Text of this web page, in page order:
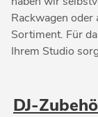
Rackwagen
Sortiment. Für
Ihrem Studio
DJ-